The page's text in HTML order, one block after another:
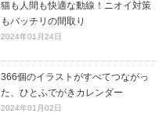
猫も人間も快適な動線！ニオイ対策
もバッチリの間取り
2024年01月24日
366個のイラストがすべてつながっ
た、ひとふでがきカレンダー
2024年01月02日